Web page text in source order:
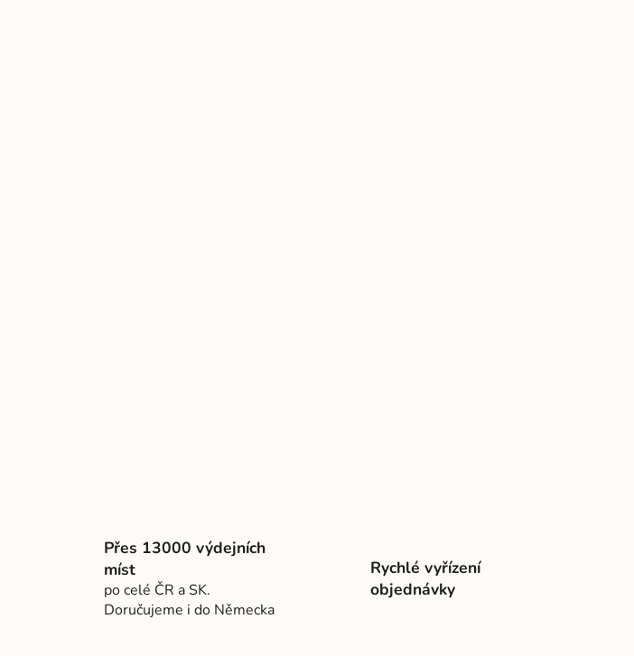
Přes 13000 výdejních
míst
po celé ČR a SK.
Doručujeme i do Německa
Rychlé vyřízení
objednávky